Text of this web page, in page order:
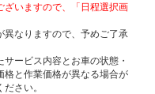
いますので、「日程選択画
なりますので、予めご了承
ービス内容とお車の状態・
格と作業価格が異なる場合が
さい。